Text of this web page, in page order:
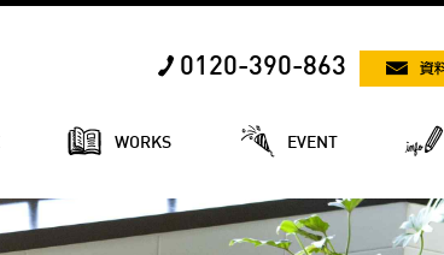
0120-390-863
WORKS EVENT